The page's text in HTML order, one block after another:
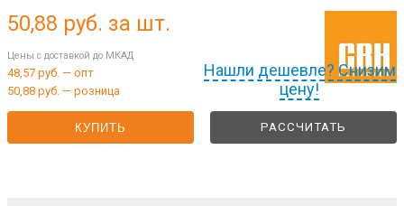
Нашли дешевле? Снизим
цену!
50,88 руб. за шт.
Цены с доставкой до МКАД
48,57 руб. — опт
50,88 руб. — розница
КУПИТЬ РАССЧИТАТЬ